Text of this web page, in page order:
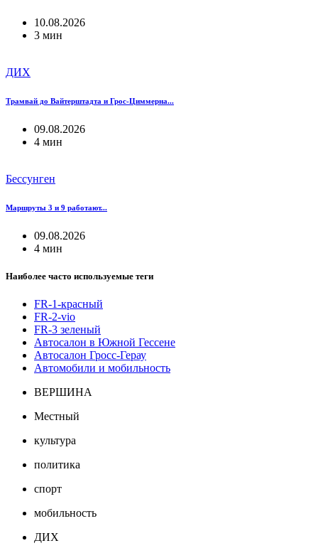
10.08.2026
3 мин
ДИХ
Трамвай до Вайтерштадта и Грос-Циммерна...
09.08.2026
4 мин
Бессунген
Маршруты 3 и 9 работают...
09.08.2026
4 мин
Наиболее часто используемые теги
FR-1-красный
FR-2-vio
FR-3 зеленый
Автосалон в Южной Гессене
Автосалон Гросс-Герау
Автомобили и мобильность
ВЕРШИНА
Местный
культура
политика
спорт
мобильность
ДИХ